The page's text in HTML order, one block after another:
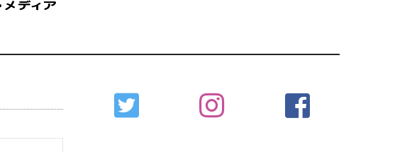
Primary
Sidebar